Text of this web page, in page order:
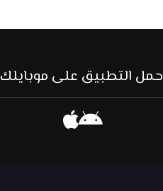
حمل التطبيق على موبايلك